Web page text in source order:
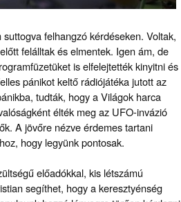
felhangzó kérdéseken. Voltak,
felálltak és elmentek. Igen ám, de
is elfelejtették kinyitni és
pánikot keltő rádiójátéka jutott az
tudták, hogy a Világok harca
élték meg az UFO-invázió
A jövőre nézve érdemes tartani
hogy legyünk pontosak.
előadókkal, kis létszámú
segíthet, hogy a keresztyénség